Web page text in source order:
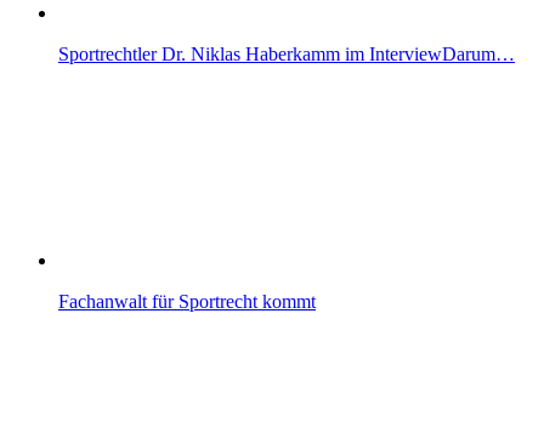
Sportrechtler Dr. Niklas Haberkamm im InterviewDarum…
Fachanwalt für Sportrecht kommt